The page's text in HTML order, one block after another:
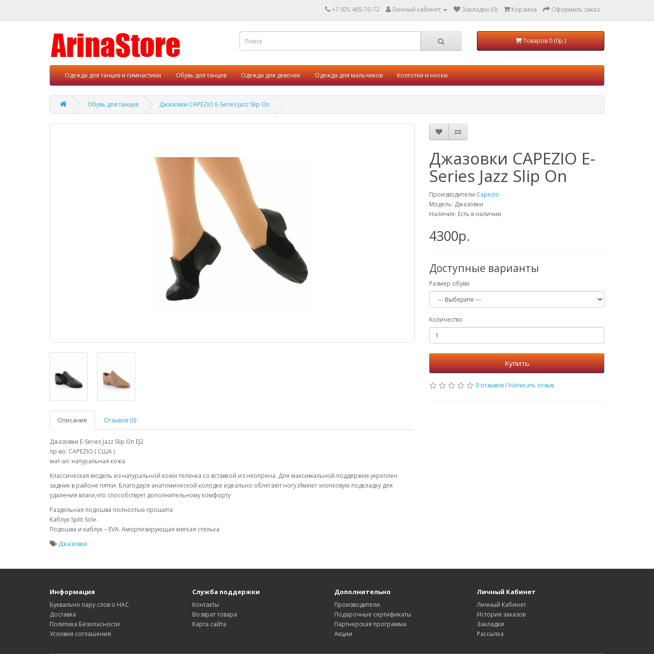
+7 925 465-70-72 Личный кабинет Закладки (0) Корзина Оформить заказ
Товаров 0 (0р.)
Одежда для танцев и гимнастики Обувь для танцев Одежда для девочек Одежда для мальчиков Колготки и носки
Обувь для танцев Джазовки CAPEZIO E-Series Jazz Slip On
Описание Отзывов (0)
Джазовки E-Series Jazz Slip On EJ2
пр-во: CAPEZIO ( США )
мат-ал: натуральная кожа
Классическая модель из натуральной кожи теленка со вставкой из неопрена. Для максимальной поддержки укреплен
задник в районе пятки. Благодаря анатомической колодке идеально облегают ногу.Имеют хлопковую подкладку для
удаления влаги,что способствует дополнительному комфорту
Раздельная подошва полностью прошита
Каблук Split-Sole.
Подошва и каблук – EVA. Амортизирующая мягкая стелька
Джазовки CAPEZIO E-
Series Jazz Slip On
Производители Capezio
Модель: Джазовки
Наличие: Есть в наличии
4300р.
Доступные варианты
Размер обуви
Количество
Купить
0 отзывов/ Написать отзыв
Джазовки
Информация
Буквально пару слов о НАС.
Доставка
Политика Безопасности
Условия соглашения
Служба поддержки
Контакты
Возврат товара
Карта сайта
Дополнительно
Производители
Подарочные сертификаты
Партнерская программа
Акции
Личный Кабинет
Личный Кабинет
История заказов
Закладки
Рассылка